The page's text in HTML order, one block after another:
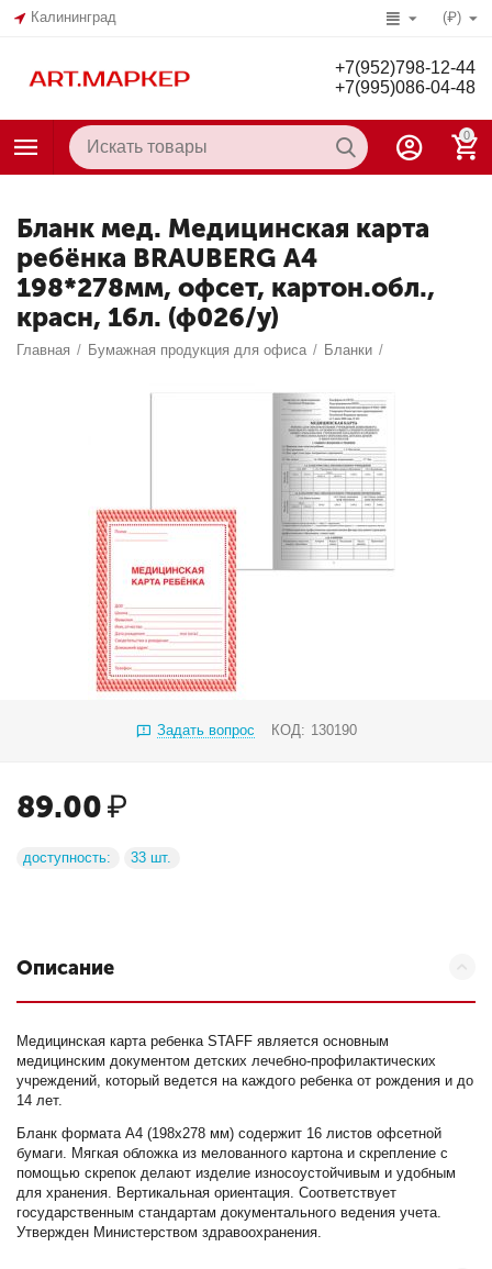
Калининград (₽)
+7(952)798-12-44
+7(995)086-04-48
0
Бланк мед. Медицинская карта
ребёнка BRAUBERG А4
198*278мм, офсет, картон.обл.,
красн, 16л. (ф026/у)
Главная / Бумажная продукция для офиса / Бланки /
Задать вопрос КОД: 130190
89.00₽
доступность: 33 шт.
Описание
Медицинская карта ребенка STAFF является основным
медицинским документом детских лечебно-профилактических
учреждений, который ведется на каждого ребенка от рождения и до
14 лет.
Бланк формата А4 (198х278 мм) содержит 16 листов офсетной
бумаги. Мягкая обложка из мелованного картона и скрепление с
помощью скрепок делают изделие износоустойчивым и удобным
для хранения. Вертикальная ориентация. Соответствует
государственным стандартам документального ведения учета.
Утвержден Министерством здравоохранения.